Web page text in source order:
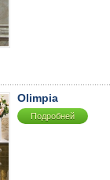
Olimpia
Подробней